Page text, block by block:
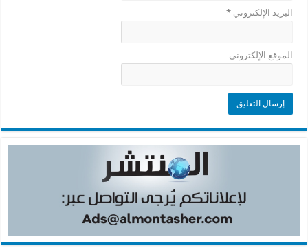
البريد الإلكتروني*
الموقع الإلكتروني